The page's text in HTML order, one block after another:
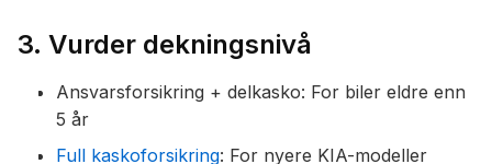
3. Vurder dekningsnivå
Ansvarsforsikring + delkasko: For biler eldre enn
5 år
Full kaskoforsikring: For nyere KIA-modeller